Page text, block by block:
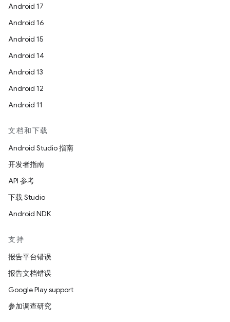
Android 17
Android 16
Android 15
Android 14
Android 13
Android 12
Android 11
文档和下载
Android Studio 指南
开发者指南
API 参考
下载 Studio
Android NDK
支持
报告平台错误
报告文档错误
Google Play support
参加调查研究